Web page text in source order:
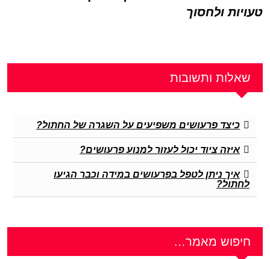
טעויות ולחסוך
שאלות ותשובות
כיצד פרעושים משפיעים על השגרה של החתול?
איזה ציוד יכול לעזור למנוע פרעושים?
איך ניתן לטפל בפרעושים במידה וכבר הגיעו
לחתול?
חיפוש מאמר…